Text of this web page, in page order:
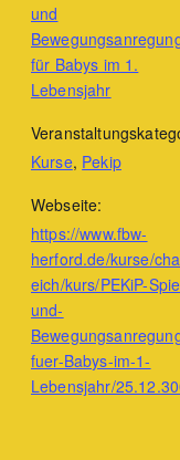
und
für Babys im 1.
Lebensjahr
Kurse, Pekip
Webseite:
https://www.fbw-
herford.de/kurse/
eich/kurs/PEKiP-
und-
fuer-Babys-im-1-
Lebensjahr/